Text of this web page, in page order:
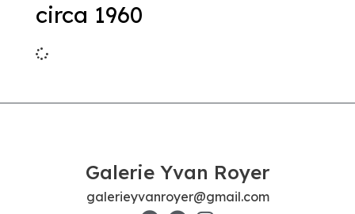
circa 1960
Galerie Yvan Royer
galerieyvanroyer@gmail.com